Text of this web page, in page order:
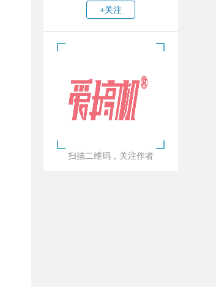
+关注
扫描二维码，关注作者